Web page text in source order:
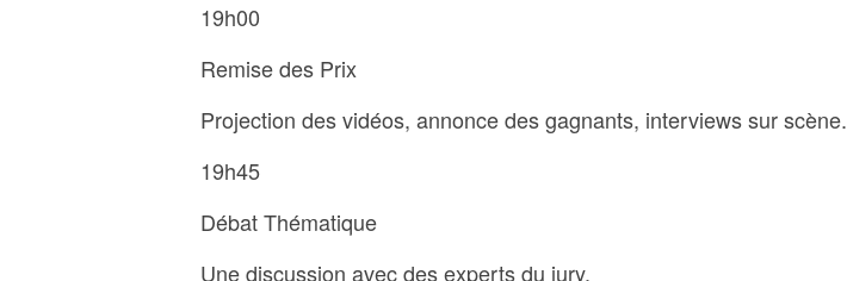
19h00
Remise des Prix
Projection des vidéos, annonce des gagnants, interviews sur scène.
19h45
Débat Thématique
Une discussion avec des experts du jury.